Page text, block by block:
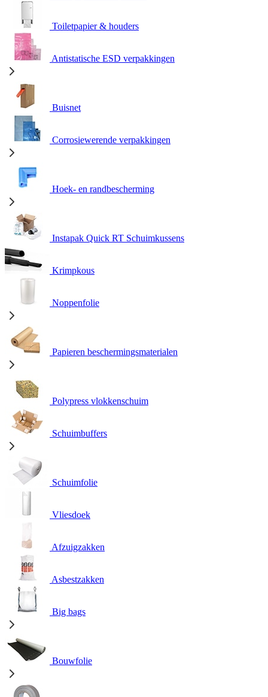
Toiletpapier & houders
Antistatische ESD verpakkingen
Buisnet
Corrosiewerende verpakkingen
Hoek- en randbescherming
Instapak Quick RT Schuimkussens
Krimpkous
Noppenfolie
Papieren beschermingsmaterialen
Polypress vlokkenschuim
Schuimbuffers
Schuimfolie
Vliesdoek
Afzuigzakken
Asbestzakken
Big bags
Bouwfolie